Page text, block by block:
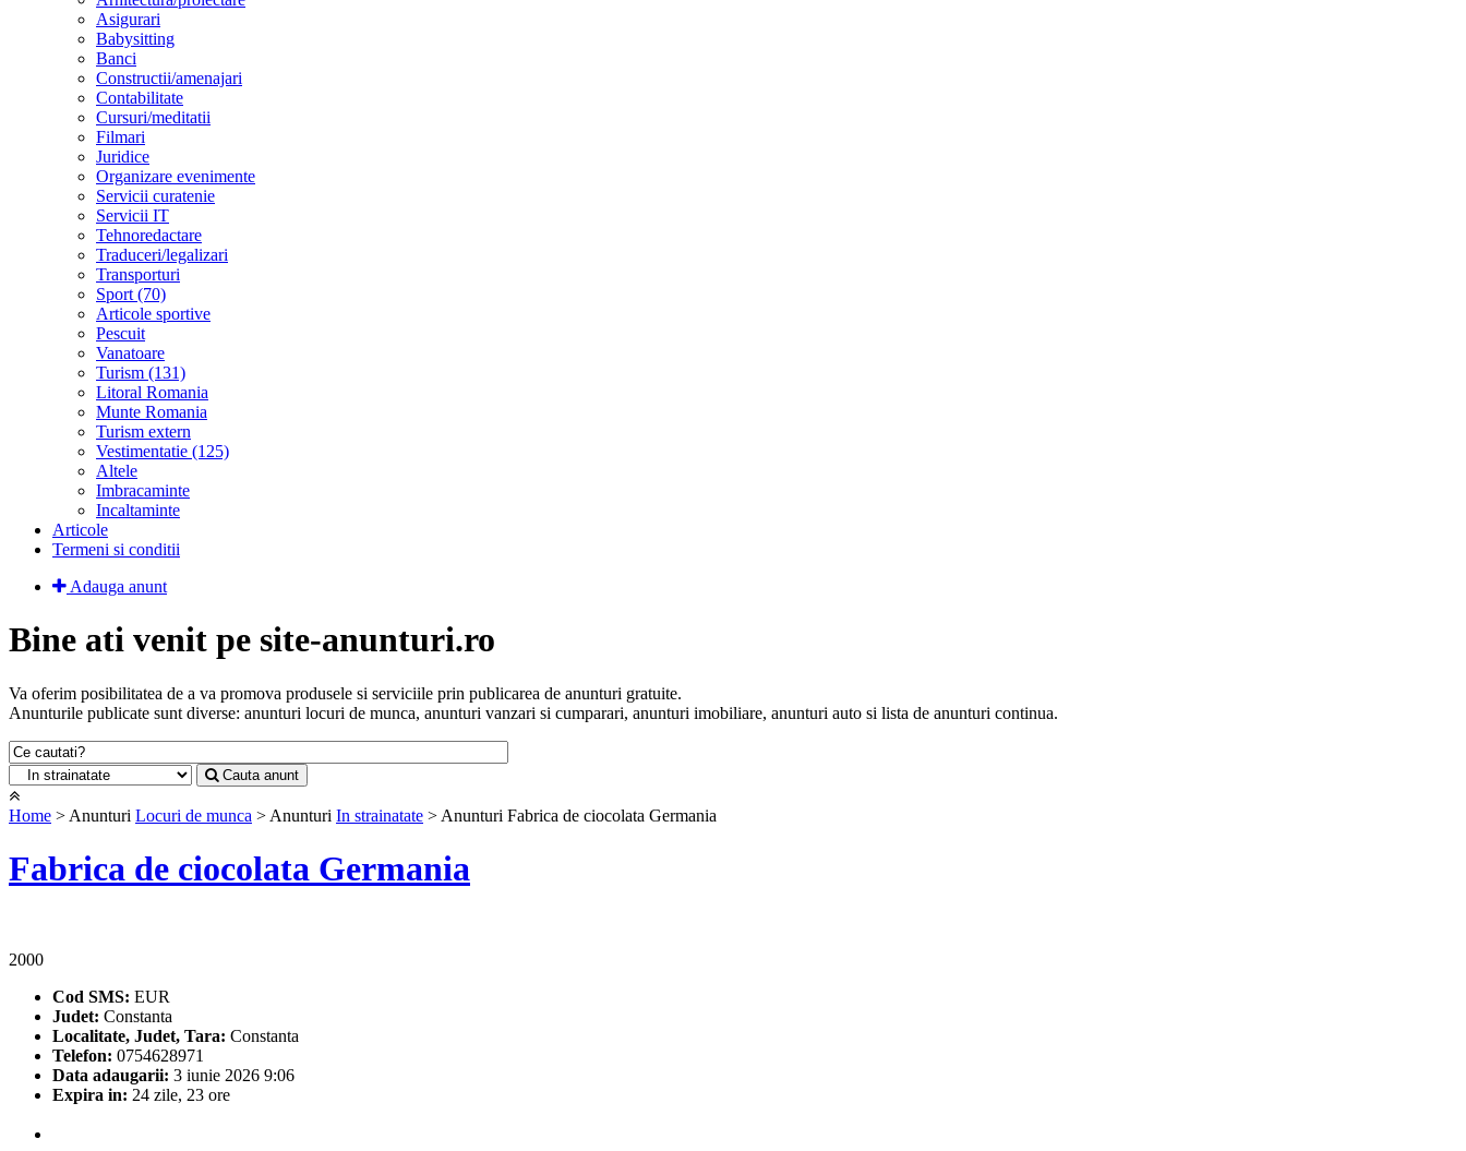
Asigurari
Babysitting
Banci
Constructii/amenajari
Contabilitate
Cursuri/meditatii
Filmari
Juridice
Organizare evenimente
Servicii curatenie
Servicii IT
Tehnoredactare
Traduceri/legalizari
Transporturi
Sport (70)
Articole sportive
Pescuit
Vanatoare
Turism (131)
Litoral Romania
Munte Romania
Turism extern
Vestimentatie (125)
Altele
Imbracaminte
Incaltaminte
Articole
Termeni si conditii
Adauga anunt
Bine ati venit pe site-anunturi.ro
Va oferim posibilitatea de a va promova produsele si serviciile prin publicarea de anunturi gratuite.
Anunturile publicate sunt diverse: anunturi locuri de munca, anunturi vanzari si cumparari, anunturi imobiliare, anunturi auto si lista de anunturi continua.
Cauta anunt
Home > Anunturi Locuri de munca > Anunturi In strainatate > Anunturi Fabrica de ciocolata Germania
Fabrica de ciocolata Germania
2000
Cod SMS: EUR
Judet: Constanta
Localitate, Judet, Tara: Constanta
Telefon: 0754628971
Data adaugarii: 3 iunie 2026 9:06
Expira in: 24 zile, 23 ore